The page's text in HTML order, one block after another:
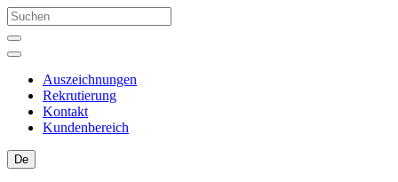
Auszeichnungen
Rekrutierung
Kontakt
Kundenbereich
De